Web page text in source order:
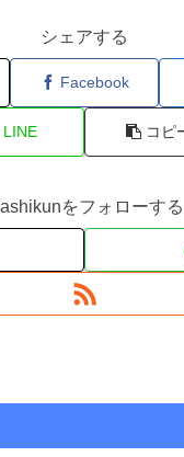
シェアする
Facebook
LINE コピ
をフォローする